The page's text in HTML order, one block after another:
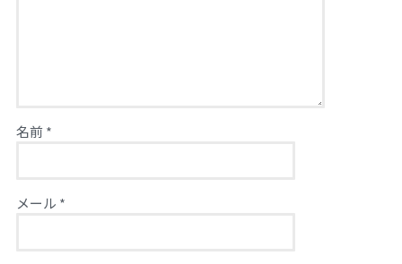
名前*
メール *